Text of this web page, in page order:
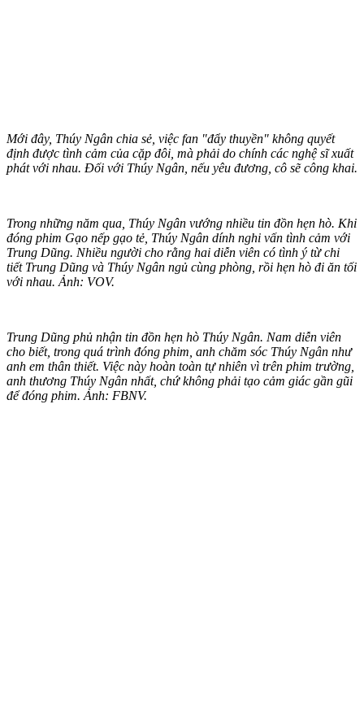
Mới đây, Thúy Ngân chia sẻ, việc fan "đẩy thuyền" không quyết
định được tình cảm của cặp đôi, mà phải do chính các nghệ sĩ xuất
phát với nhau. Đối với Thúy Ngân, nếu yêu đương, cô sẽ công khai.
Trong những năm qua, Thúy Ngân vướng nhiều tin đồn hẹn hò. Khi
đóng phim Gạo nếp gạo tẻ, Thúy Ngân dính nghi vấn tình cảm với
Trung Dũng. Nhiều người cho rằng hai diễn viên có tình ý từ chi
tiết Trung Dũng và Thúy Ngân ngủ cùng phòng, rồi hẹn hò đi ăn tối
với nhau. Ảnh: VOV.
Trung Dũng phủ nhận tin đồn hẹn hò Thúy Ngân. Nam diễn viên
cho biết, trong quá trình đóng phim, anh chăm sóc Thúy Ngân như
anh em thân thiết. Việc này hoàn toàn tự nhiên vì trên phim trường,
anh thương Thúy Ngân nhất, chứ không phải tạo cảm giác gần gũi
để đóng phim. Ảnh: FBNV.